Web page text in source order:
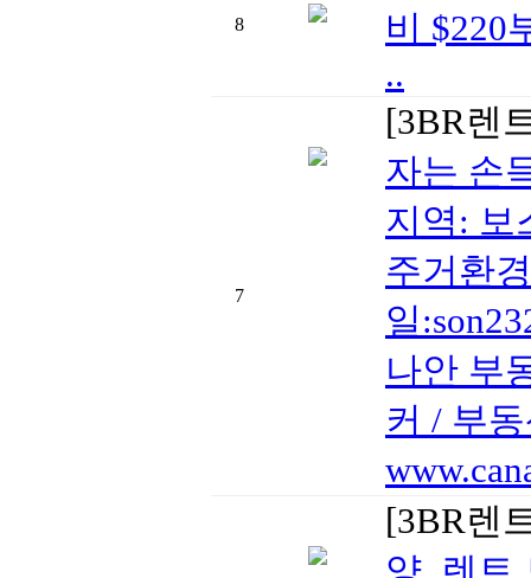
8
비 $220
..
7
[3BR렌
자는 손
지역: 보
주거환
일
나안 부
커 / 부
[3BR렌